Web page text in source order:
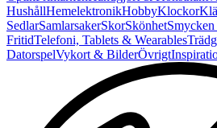
HushållHemelektronikHobbyKlockor
SedlarSamlarsakerSkorSkönhet
FritidTelefoni, Tablets & Wearables
DatorspelVykort & BilderÖvrigt